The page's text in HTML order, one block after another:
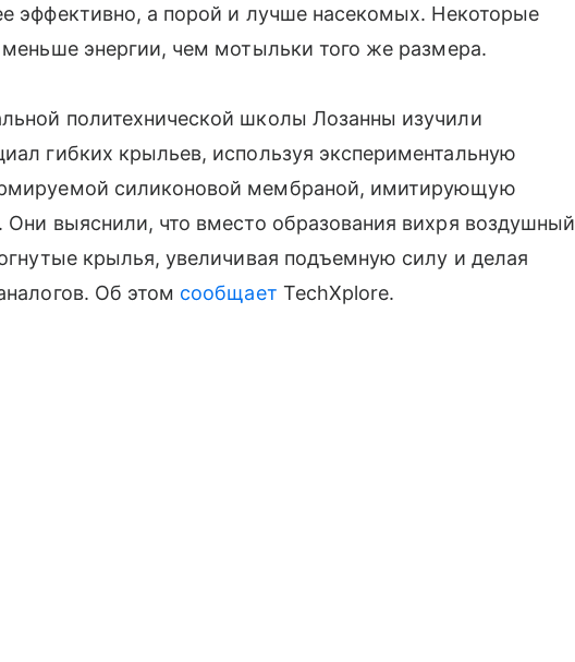
эффективно, а порой и лучше насекомых. Некоторые
энергии, чем мотыльки того же размера.
политехнической школы Лозанны изучили
гибких крыльев, используя экспериментальную
силиконовой мембраной, имитирующую
выяснили, что вместо образования вихря воздушный
крылья, увеличивая подъемную силу и делая
Об этом сообщает TechXplore.